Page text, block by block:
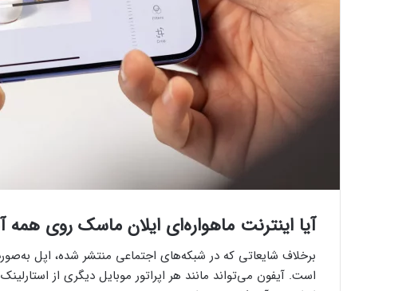
آیا اینترنت ماهواره‌ای ایلان ماسک روی
برخلاف شایعاتی که در شبکه‌های اجتماعی منتشر شده، اپل
است. آیفون می‌تواند مانند هر اپراتور موبایل دیگری از